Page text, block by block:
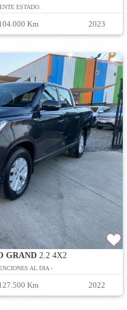
ESTADO.
Km 2023
GRAND2.2 4X2
AL DIA -
Km 2022